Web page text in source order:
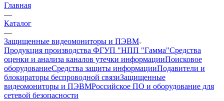
Главная
—
Каталог
—
Защищенные видеомониторы и ПЭВМ
Продукция производства ФГУП "НПП "Гамма"Средства
оценки и анализа каналов утечки информацииПоисковое
оборудованиеСредства защиты информацииПодавители и
блокираторы беспроводной связиЗащищенные
видеомониторы и ПЭВМРоссийское ПО и оборудование для
сетевой безопасности